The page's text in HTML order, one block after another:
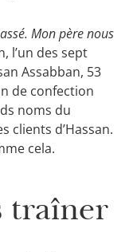
Mon père nous
l’un des sept
Assabban, 53
de confection
noms du
clients d’Hassan.
cela.
traîner